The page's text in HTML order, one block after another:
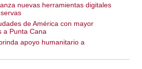
nuevas herramientas digitales
de América con mayor
a Punta Cana
apoyo humanitario a